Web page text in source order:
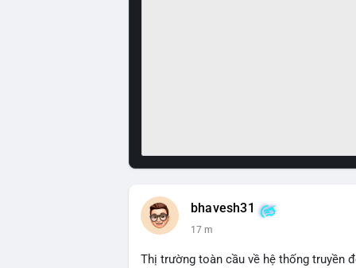
bhavesh31
17 m
Thị trường toàn cầu về hệ thống truyền